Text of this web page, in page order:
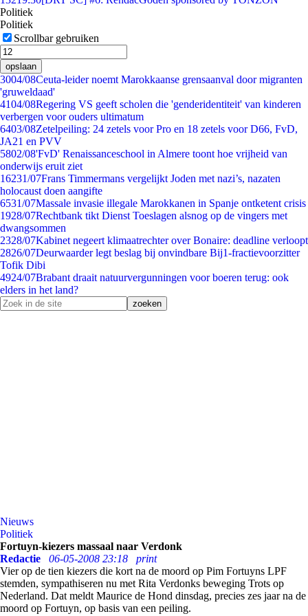
Politiek
Politiek
Scrollbar gebruiken
opslaan
3004/08Ceuta-leider noemt Marokkaanse grensaanval door migranten
'gruweldaad'
4104/08Regering VS geeft scholen die 'genderidentiteit' van kinderen
verbergen voor ouders ultimatum
6403/08Zetelpeiling: 24 zetels voor Pro en 18 zetels voor D66, FvD,
JA21 en PVV
5802/08'FvD' Renaissanceschool in Almere toont hoe vrijheid van
onderwijs eruit ziet
16231/07Frans Timmermans vergelijkt Joden met nazi’s, nazaten
holocaust doen aangifte
6531/07Massale invasie illegale Marokkanen in Spanje ontketent crisis
1928/07Rechtbank tikt Dienst Toeslagen alsnog op de vingers met
dwangsommen
2328/07Kabinet negeert klimaatrechter over Bonaire: deadline verloopt
2826/07Deurwaarder legt beslag bij onvindbare Bij1-fractievoorzitter
Tofik Dibi
4924/07Brabant draait natuurvergunningen voor boeren terug: ook
elders in het land?
Nieuws
Politiek
Fortuyn-kiezers massaal naar Verdonk
Redactie
06-05-2008 23:18
print
Vier op de tien kiezers die kort na de moord op Pim Fortuyns LPF
stemden, sympathiseren nu met Rita Verdonks beweging Trots op
Nederland. Dat meldt Maurice de Hond dinsdag, precies zes jaar na de
moord op Fortuyn, op basis van een peiling.